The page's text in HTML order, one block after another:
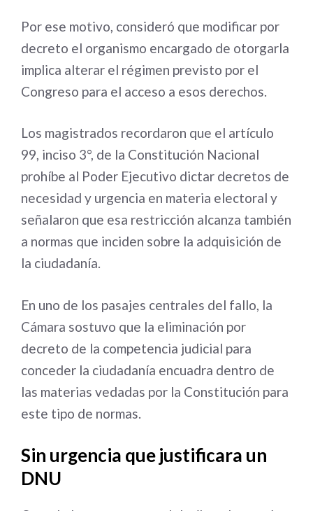
Por ese motivo, consideró que modificar por
decreto el organismo encargado de otorgarla
implica alterar el régimen previsto por el
Congreso para el acceso a esos derechos.
Los magistrados recordaron que el artículo
99, inciso 3°, de la Constitución Nacional
prohíbe al Poder Ejecutivo dictar decretos de
necesidad y urgencia en materia electoral y
señalaron que esa restricción alcanza también
a normas que inciden sobre la adquisición de
la ciudadanía.
En uno de los pasajes centrales del fallo, la
Cámara sostuvo que la eliminación por
decreto de la competencia judicial para
conceder la ciudadanía encuadra dentro de
las materias vedadas por la Constitución para
este tipo de normas.
Sin urgencia que justificara un
DNU